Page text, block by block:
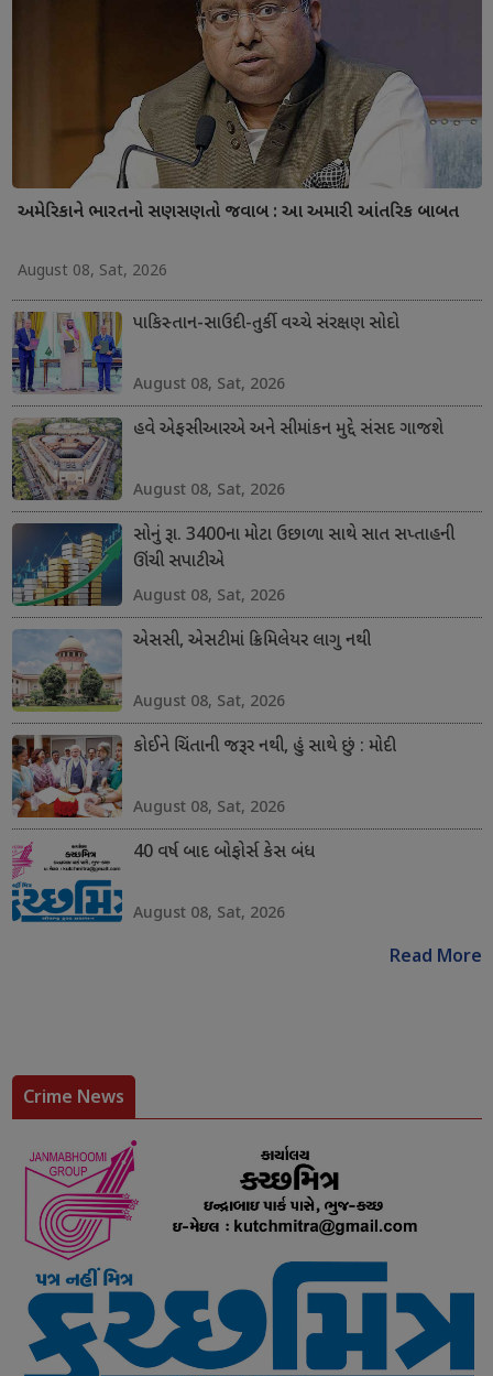
અમેરિકાને ભારતનો સણસણતો જવાબ : આ અમારી આંતરિક બાબત
August 08, Sat, 2026
પાકિસ્તાન-સાઉદી-તુર્કી વચ્ચે સંરક્ષણ સોદો
August 08, Sat, 2026
હવે એફસીઆરએ અને સીમાંકન મુદ્દે સંસદ ગાજશે
August 08, Sat, 2026
સોનું રૂા. 3400ના મોટા ઉછાળા સાથે સાત સપ્તાહની
ઊંચી સપાટીએ
August 08, Sat, 2026
એસસી, એસટીમાં ક્રિમિલેયર લાગુ નથી
August 08, Sat, 2026
કોઈને ચિંતાની જરૂર નથી, હું સાથે છું : મોદી
August 08, Sat, 2026
40 વર્ષ બાદ બોફોર્સ કેસ બંધ
August 08, Sat, 2026
Read More
Crime News